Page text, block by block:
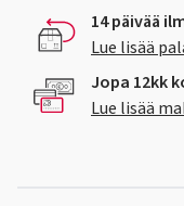
14 päivää
Lue lisää
Jopa 12kk
Lue lisää